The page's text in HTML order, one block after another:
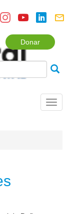
Donar